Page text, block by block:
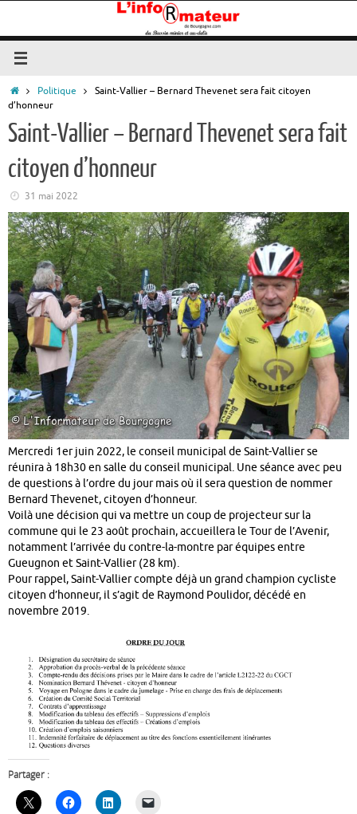
contenu
AccueilPolitique
Saint-Vallier – Bernard Thevenet sera fait citoyen
d’honneur
Saint-Vallier – Bernard Thevenet sera fait
citoyen d’honneur
31 mai 2022
Mercredi 1er juin 2022, le conseil municipal de Saint-Vallier se
réunira à 18h30 en salle du conseil municipal. Une séance avec peu
de questions à l’ordre du jour mais où il sera question de nommer
Bernard Thevenet, citoyen d’honneur.
Voilà une décision qui va mettre un coup de projecteur sur la
commune qui le 23 août prochain, accueillera le Tour de l’Avenir,
notamment l’arrivée du contre-la-montre par équipes entre
Gueugnon et Saint-Vallier (28 km).
Pour rappel, Saint-Vallier compte déjà un grand champion cycliste
citoyen d’honneur, il s’agit de Raymond Poulidor, décédé en
novembre 2019.
Partager :